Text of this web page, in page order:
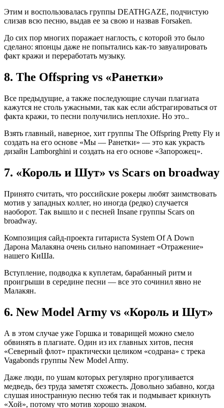
Этим и воспользовалась группы DEATHGAZE, подчистую
слизав всю песню, выдав ее за свою и назвав Forsaken.
До сих пор многих поражает наглость, с которой это было
сделано: японцы даже не попытались как-то завуалировать
факт кражи и переработать музыку.
8. The Offspring vs «Ранетки»
Все предыдущие, а также последующие случаи плагиата
кажутся не столь ужасными, так как если абстрагироваться от
факта кражи, то песни получились неплохие. Но это..
Взять главный, наверное, хит группы The Offspring Pretty Fly и
создать на его основе «Мы — Ранетки» — это как украсть
дизайн Lamborghini и создать на его основе «Запорожец».
7. «Король и Шут» vs Scars on broadway
Принято считать, что российские рокеры любят заимствовать
мотив у западных коллег, но иногда (редко) случается
наоборот. Так вышло и с песней Insane группы Scars on
broadway.
Композиция сайд-проекта гитариста System Of A Down
Дарона Малакяна очень сильно напоминает «Отражение»
нашего КиШа.
Вступление, подводка к куплетам, барабанный ритм и
проигрыши в середине песни — все это сочинил явно не
Малакян.
6. New Model Army vs «Король и Шут»
А в этом случае уже Горшка и товарищей можно смело
обвинять в плагиате. Один из их главных хитов, песня
«Северный флот» практически целиком «содрана» с трека
Vagabonds группы New Model Army.
Даже люди, по ушам которых регулярно прогуливается
медведь, без труда заметят схожесть. Довольно забавно, когда
слушая иностранную песню тебя так и подмывает крикнуть
«Хой», потому что мотив хорошо знаком.